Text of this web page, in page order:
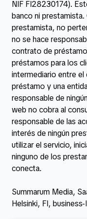
NIF FI28230174).
banco ni
prestamista, no
no se hace
contrato de
préstamos para los
intermediario entre
préstamo y una
responsable de
web no cobra al
responsable de las
interés de ningún
utilizar el servicio,
ninguno de los
conecta.
Summarum Media,
Helsinki, FI,